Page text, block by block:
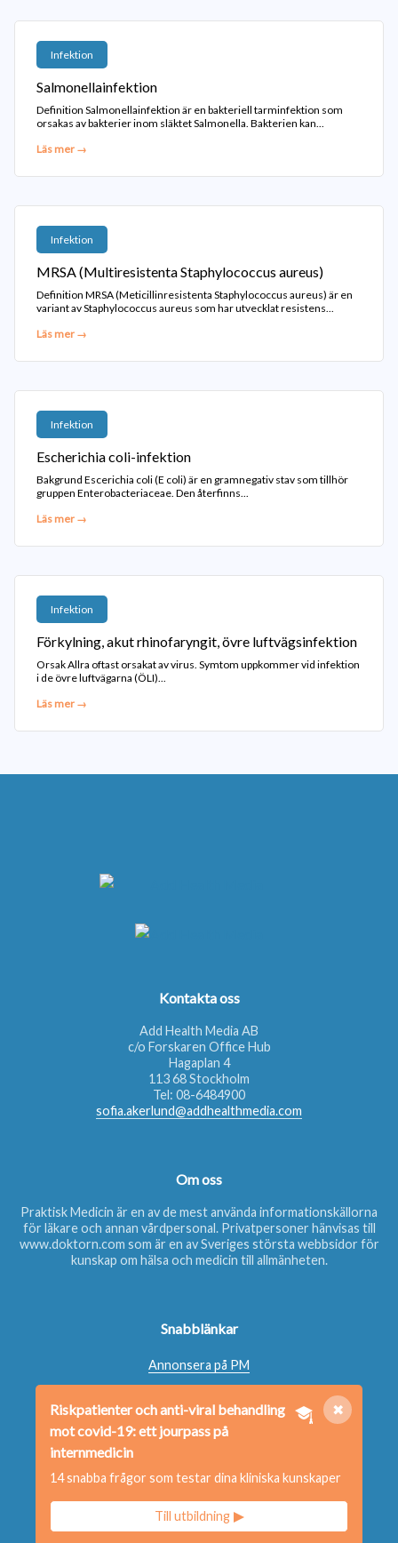
Infektion
Salmonellainfektion
Definition Salmonellainfektion är en bakteriell tarminfektion som
orsakas av bakterier inom släktet Salmonella. Bakterien kan...
Läs mer →
Infektion
MRSA (Multiresistenta Staphylococcus aureus)
Definition MRSA (Meticillinresistenta Staphylococcus aureus) är en
variant av Staphylococcus aureus som har utvecklat resistens...
Läs mer →
Infektion
Escherichia coli-infektion
Bakgrund Escerichia coli (E coli) är en gramnegativ stav som tillhör
gruppen Enterobacteriaceae. Den återfinns...
Läs mer →
Infektion
Förkylning, akut rhinofaryngit, övre luftvägsinfektion
Orsak Allra oftast orsakat av virus. Symtom uppkommer vid infektion
i de övre luftvägarna (ÖLI)...
Läs mer →
✖
Riskpatienter och anti-viral behandling
mot covid-19: ett jourpass på
internmedicin
14 snabba frågor som testar dina kliniska kunskaper
Till utbildning
Kontakta oss
Add Health Media AB
c/o Forskaren Office Hub
Hagaplan 4
113 68 Stockholm
Tel: 08-6484900
sofia.akerlund@addhealthmedia.com
Om oss
Praktisk Medicin är en av de mest använda informationskällorna
för läkare och annan vårdpersonal. Privatpersoner hänvisas till
www.doktorn.com som är en av Sveriges största webbsidor för
kunskap om hälsa och medicin till allmänheten.
Snabblänkar
Annonsera på PM
Redaktionen